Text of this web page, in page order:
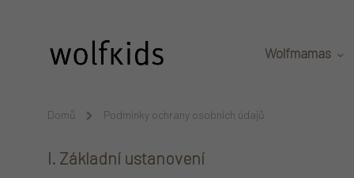
Wolfmamas
Domů / Podmínky ochrany osobních údajů
I. Základní ustanovení